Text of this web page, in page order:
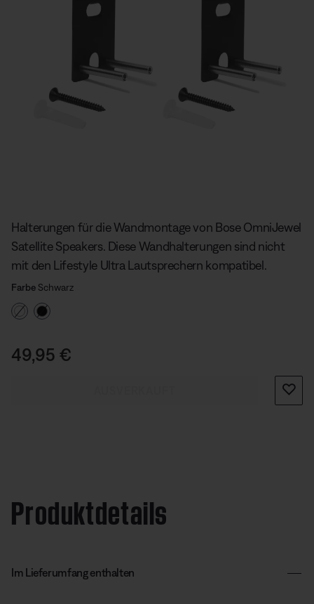
Halterungen für die Wandmontage von Bose OmniJewel
Satellite Speakers. Diese Wandhalterungen sind nicht
mit den Lifestyle Ultra Lautsprechern kompatibel.
Farbe auswählen
Gewählt
Farbe Schwarz
Preis:
49,95 €
Produktdetails
Im Lieferumfang enthalten